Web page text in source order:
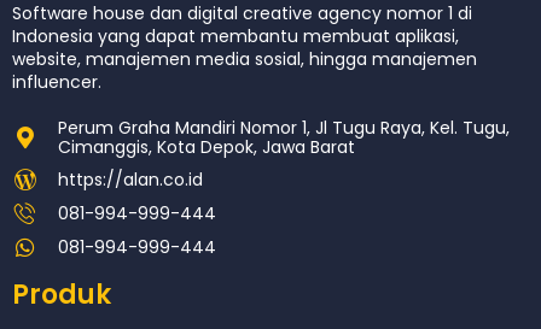
Software house dan digital creative agency nomor 1 di
Indonesia yang dapat membantu membuat aplikasi,
website, manajemen media sosial, hingga manajemen
influencer.
Perum Graha Mandiri Nomor 1, Jl Tugu Raya, Kel. Tugu,
Cimanggis, Kota Depok, Jawa Barat
https://alan.co.id
081-994-999-444
081-994-999-444
Produk